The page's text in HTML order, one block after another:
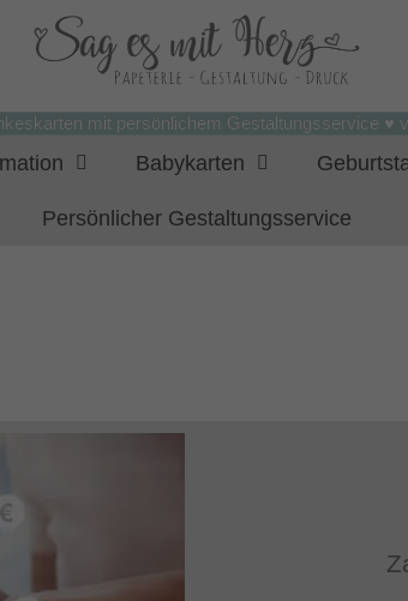
mit persönlichem Gestaltungsservice ♥
Babykarten
Persönlicher Gestaltungsservice